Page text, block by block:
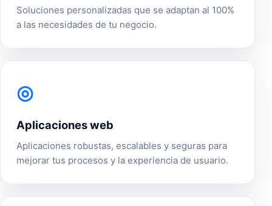
Soluciones personalizadas que se adaptan al 100%
a las necesidades de tu negocio.
◎
Aplicaciones web
Aplicaciones robustas, escalables y seguras para
mejorar tus procesos y la experiencia de usuario.